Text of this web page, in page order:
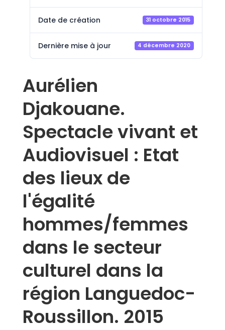
Date de création 31 octobre 2015
Dernière mise à jour 4 décembre 2020
Aurélien
Djakouane.
Spectacle vivant et
Audiovisuel : Etat
des lieux de
l'égalité
hommes/femmes
dans le secteur
culturel dans la
région Languedoc-
Roussillon. 2015